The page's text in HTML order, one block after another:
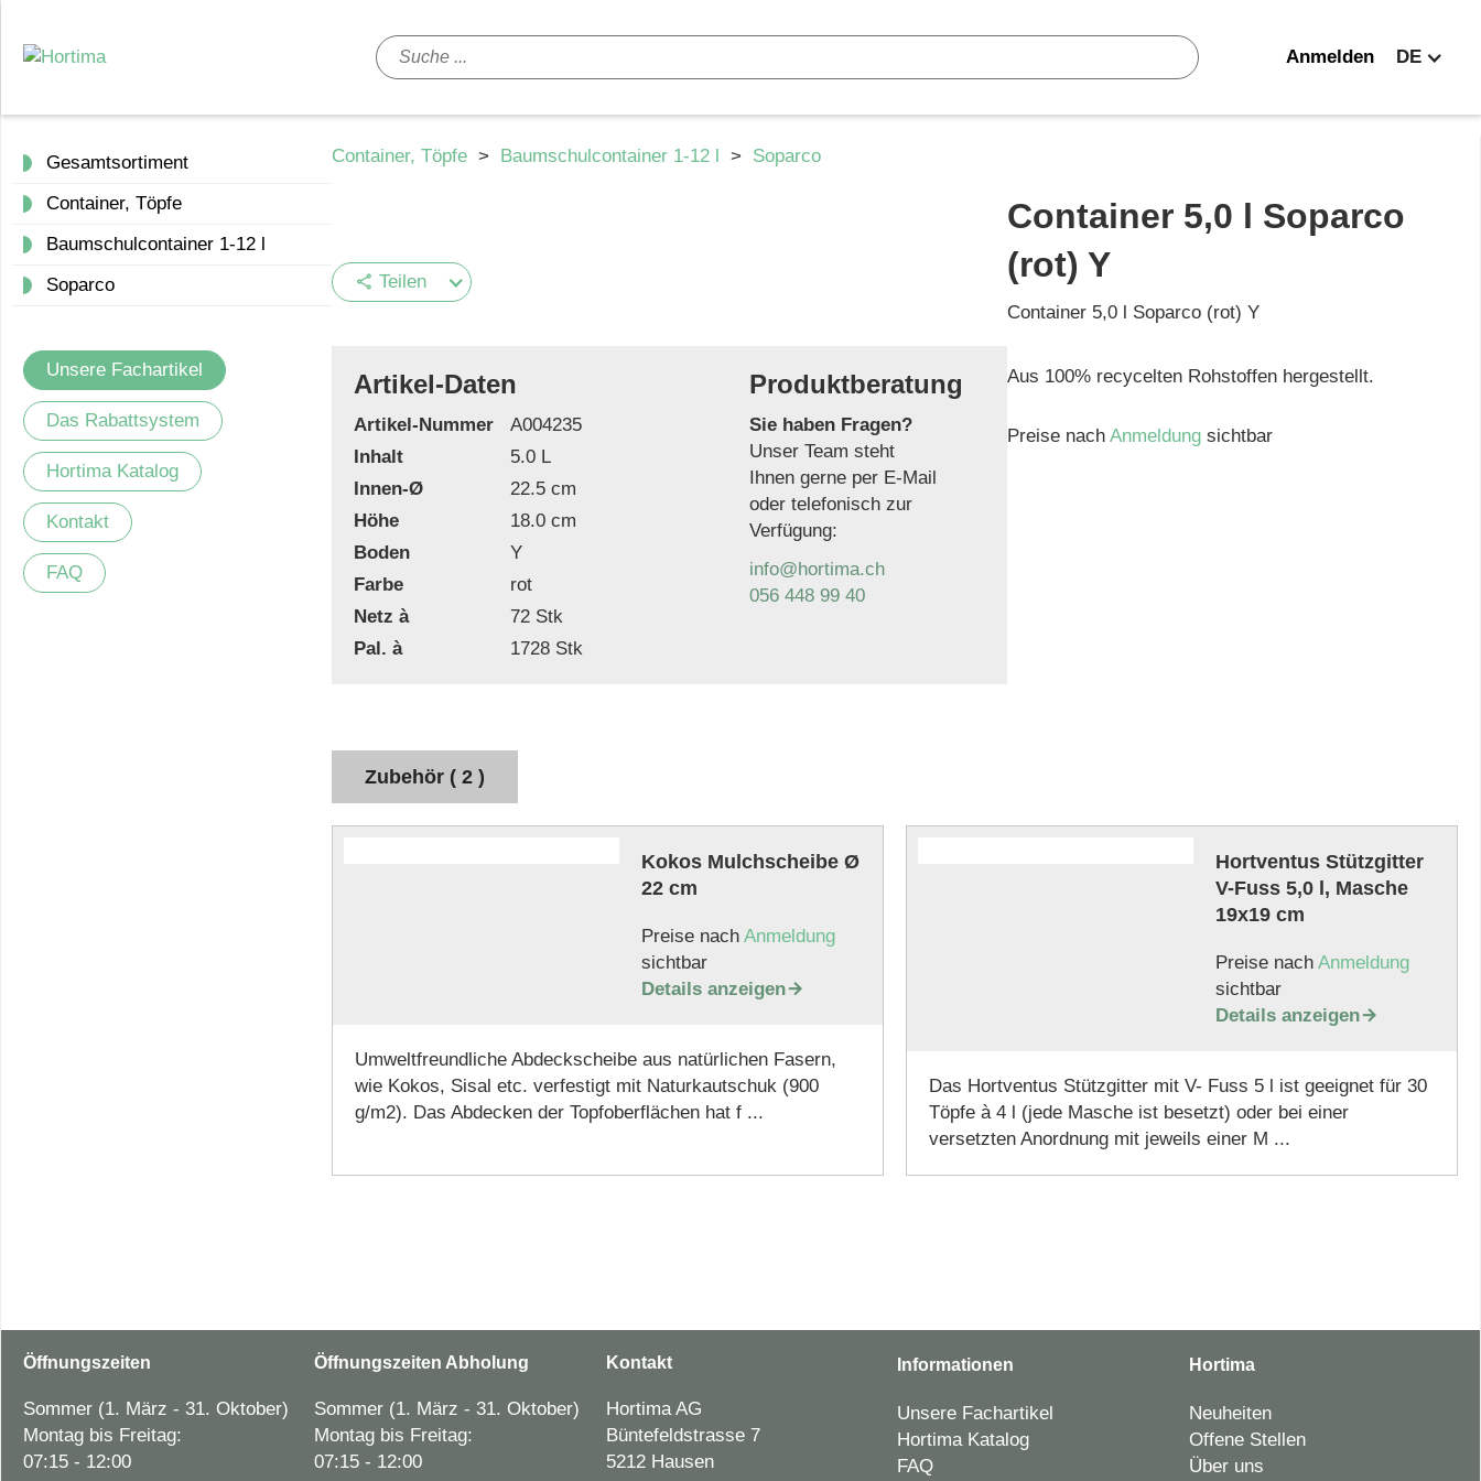
Anmelden DE
Gesamtsortiment
Container, Töpfe
Baumschulcontainer 1-12 l
Soparco
Unsere Fachartikel
Das Rabattsystem
Hortima Katalog
Kontakt
FAQ
Container, Töpfe > Baumschulcontainer 1-12 l > Soparco
share Teilen
Artikel-Daten
Artikel-Nummer
A004235
Inhalt
5.0 L
Innen-Ø
22.5 cm
Höhe
18.0 cm
Boden
Y
Farbe
rot
Netz à
72 Stk
Pal. à
1728 Stk
Produktberatung
Sie haben Fragen?
Unser Team steht
Ihnen gerne per E-Mail
oder telefonisch zur
Verfügung:
info@hortima.ch
056 448 99 40
Container 5,0 l Soparco
(rot) Y
Container 5,0 l Soparco (rot) Y
Aus 100% recycelten Rohstoffen hergestellt.
Preise nachAnmeldungsichtbar
Zubehör ( 2 )
Kokos Mulchscheibe Ø
22 cm
Preise nach Anmeldung
sichtbar
Details anzeigen
Umweltfreundliche Abdeckscheibe aus natürlichen Fasern,
wie Kokos, Sisal etc. verfestigt mit Naturkautschuk (900
g/m2). Das Abdecken der Topfoberflächen hat f ...
Hortventus Stützgitter
V-Fuss 5,0 l, Masche
19x19 cm
Preise nach Anmeldung
sichtbar
Details anzeigen
Das Hortventus Stützgitter mit V- Fuss 5 l ist geeignet für 30
Töpfe à 4 l (jede Masche ist besetzt) oder bei einer
versetzten Anordnung mit jeweils einer M ...
Öffnungszeiten
Sommer (1. März - 31. Oktober)
Montag bis Freitag:
07:15 - 12:00
Öffnungszeiten Abholung
Sommer (1. März - 31. Oktober)
Montag bis Freitag:
07:15 - 12:00
Kontakt
Hortima AG
Büntefeldstrasse 7
5212 Hausen
Informationen
Unsere Fachartikel
Hortima Katalog
FAQ
Hortima
Neuheiten
Offene Stellen
Über uns